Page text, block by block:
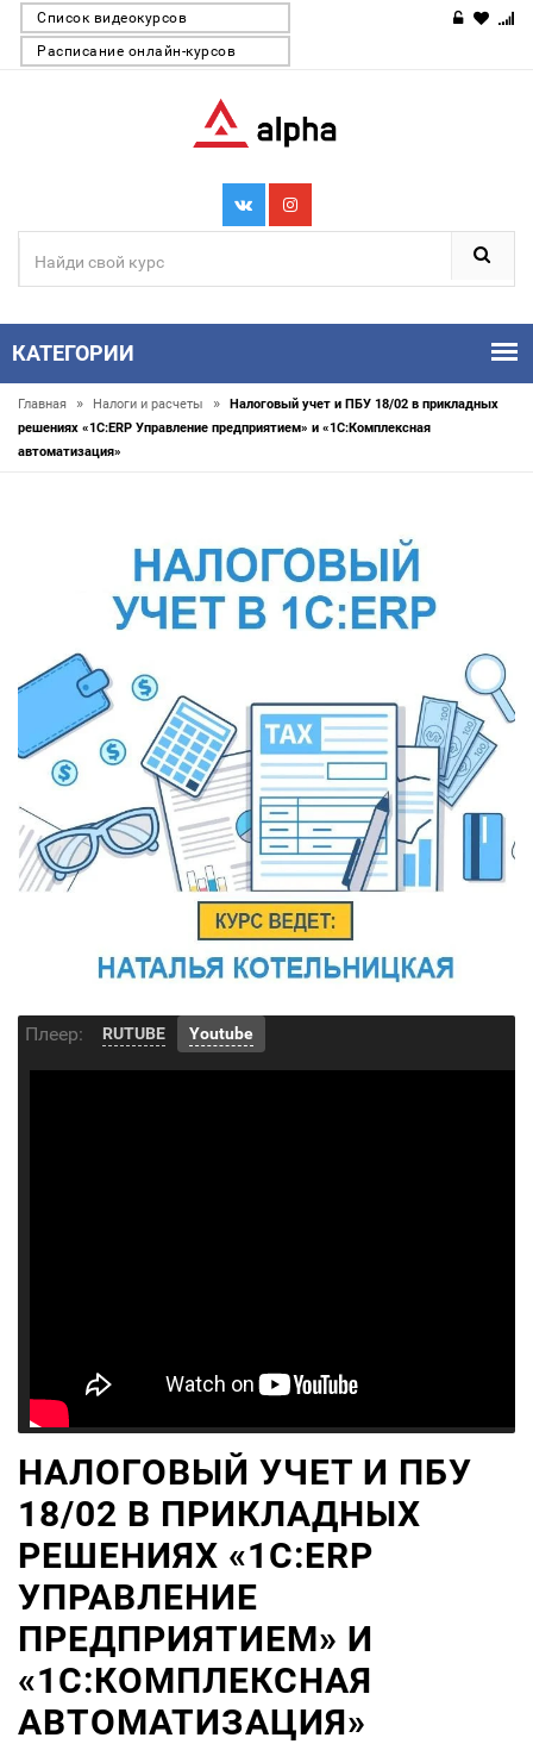
Список видеокурсов
Расписание онлайн-курсов
КАТЕГОРИИ
Главная » Налоги и расчеты »
Налоговый учет и ПБУ 18/02 в прикладных
решениях «1С:ERP Управление предприятием» и «1С:Комплексная
автоматизация»
Плеер: RUTUBE Youtube
НАЛОГОВЫЙ УЧЕТ И ПБУ
18/02 В ПРИКЛАДНЫХ
РЕШЕНИЯХ «1С:ERP
УПРАВЛЕНИЕ
ПРЕДПРИЯТИЕМ» И
«1С:КОМПЛЕКСНАЯ
АВТОМАТИЗАЦИЯ»